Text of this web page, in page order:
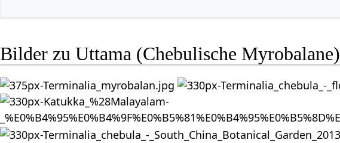
Bilder zu Uttama (Chebulische Myrobalane)